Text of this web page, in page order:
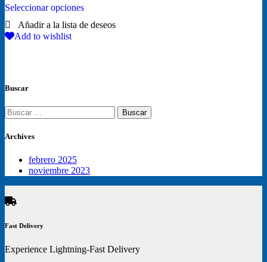
Seleccionar opcionesproducto
múltiples
en
Add to wishlist
Buscar
Buscar:
Archives
febrero 2025
noviembre 2023
Fast Delivery
Experience Lightning-Fast Delivery